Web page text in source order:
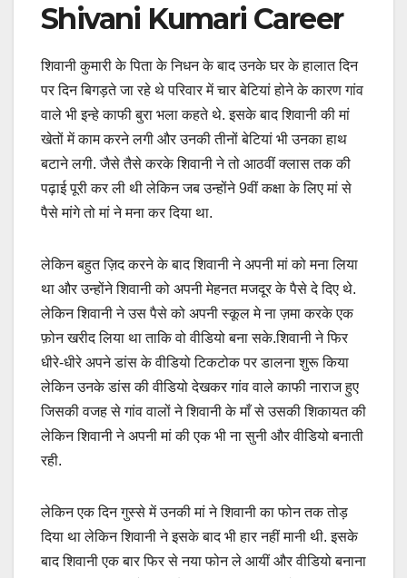
Shivani Kumari Career
शिवानी कुमारी के पिता के निधन के बाद उनके घर के हालात दिन
पर दिन बिगड़ते जा रहे थे परिवार में चार बेटियां होने के कारण गांव
वाले भी इन्हे काफी बुरा भला कहते थे. इसके बाद शिवानी की मां
खेतों में काम करने लगी और उनकी तीनों बेटियां भी उनका हाथ
बटाने लगी. जैसे तैसे करके शिवानी ने तो आठवीं क्लास तक की
पढ़ाई पूरी कर ली थी लेकिन जब उन्होंने 9वीं कक्षा के लिए मां से
पैसे मांगे तो मां ने मना कर दिया था.
लेकिन बहुत ज़िद करने के बाद शिवानी ने अपनी मां को मना लिया
था और उन्होंने शिवानी को अपनी मेहनत मजदूर के पैसे दे दिए थे.
लेकिन शिवानी ने उस पैसे को अपनी स्कूल मे ना ज़मा करके एक
फ़ोन खरीद लिया था ताकि वो वीडियो बना सके.शिवानी ने फिर
धीरे-धीरे अपने डांस के वीडियो टिकटोक पर डालना शुरू किया
लेकिन उनके डांस की वीडियो देखकर गांव वाले काफी नाराज हुए
जिसकी वजह से गांव वालों ने शिवानी के माँ से उसकी शिकायत की
लेकिन शिवानी ने अपनी मां की एक भी ना सुनी और वीडियो बनाती
रही.
लेकिन एक दिन गुस्से में उनकी मां ने शिवानी का फोन तक तोड़
दिया था लेकिन शिवानी ने इसके बाद भी हार नहीं मानी थी. इसके
बाद शिवानी एक बार फिर से नया फोन ले आयीं और वीडियो बनाना